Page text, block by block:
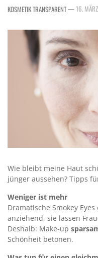
KOSMETIK TRANSPARENT—16.
Wie bleibt meine Haut
jünger aussehen? Tipps
Weniger ist mehr
Dramatische Smokey
anziehend, sie lassen
Deshalb: Make-up
Schönheit betonen.